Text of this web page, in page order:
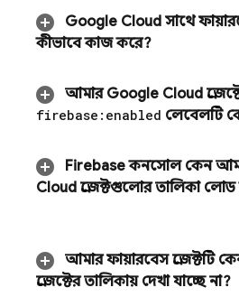
Google Cloud সাথে
কীভাবে কাজ করে?
আমারGoogle Cloud
firebase:enabled লেবেলটি
Firebaseকনসোল কেন
Cloud প্রজেক্টগুলোর তালিকা
আমার ফায়ারবেস প্রজেক্টটি
প্রজেক্টের তালিকায় দেখা যাচ্ছে না?